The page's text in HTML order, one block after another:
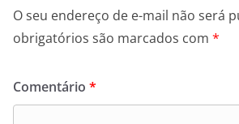
O seu endereço de e-mail não será
obrigatórios são marcados com *
Comentário *